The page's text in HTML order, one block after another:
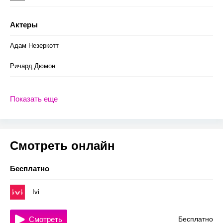
Актеры
Адам Незеркотт
Ричард Дюмон
Показать еще
Смотреть онлайн
Бесплатно
Ivi
Бесплатно
Смотреть